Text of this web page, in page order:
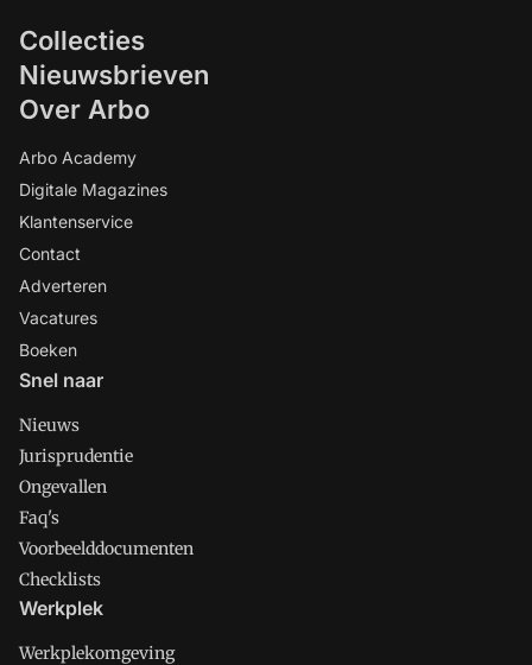
Collecties
Nieuwsbrieven
Over Arbo
Arbo Academy
Digitale Magazines
Klantenservice
Contact
Adverteren
Vacatures
Boeken
Snel naar
Nieuws
Jurisprudentie
Ongevallen
Faq's
Voorbeelddocumenten
Checklists
Werkplek
Werkplekomgeving